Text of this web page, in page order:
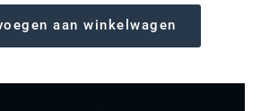
aan winkelwagen